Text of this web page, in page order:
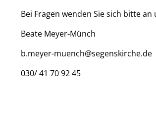
Bei Fragen wenden Sie sich bitte
Beate Meyer-Münch
b.meyer-muench@segenskirche.de
030/ 41 70 92 45